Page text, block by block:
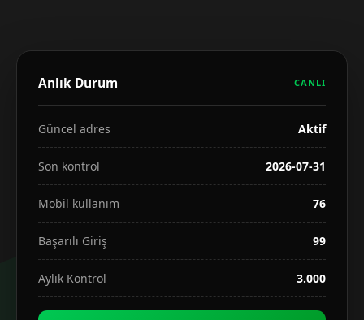
Anlık Durum CANLI
Güncel adres Aktif
Son kontrol 2026-07-31
Mobil kullanım 76
Başarılı Giriş 99
Aylık Kontrol 3.000